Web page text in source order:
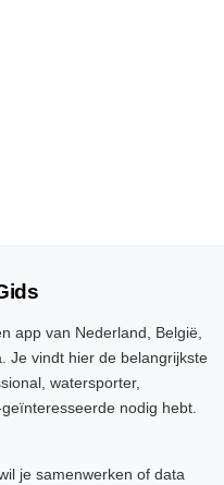
app van Nederland, België,
Je vindt hier de belangrijkste
watersporter,
nodig hebt.
je samenwerken of data